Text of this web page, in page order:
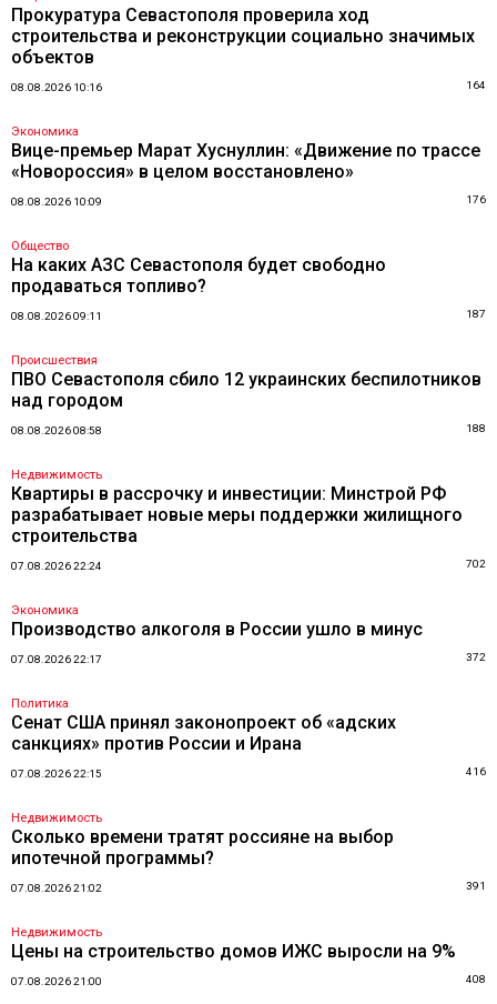
Прокуратура Севастополя проверила ход
строительства и реконструкции социально значимых
объектов
08.08.2026 10:16 164
Экономика
Вице-премьер Марат Хуснуллин: «Движение по трассе
«Новороссия» в целом восстановлено»
08.08.2026 10:09 176
Общество
На каких АЗС Севастополя будет свободно
продаваться топливо?
08.08.2026 09:11 187
Происшествия
ПВО Севастополя сбило 12 украинских беспилотников
над городом
08.08.2026 08:58 188
Недвижимость
Квартиры в рассрочку и инвестиции: Минстрой РФ
разрабатывает новые меры поддержки жилищного
строительства
07.08.2026 22:24 702
Экономика
Производство алкоголя в России ушло в минус
07.08.2026 22:17 372
Политика
Сенат США принял законопроект об «адских
санкциях» против России и Ирана
07.08.2026 22:15 416
Недвижимость
Сколько времени тратят россияне на выбор
ипотечной программы?
07.08.2026 21:02 391
Недвижимость
Цены на строительство домов ИЖС выросли на 9%
07.08.2026 21:00 408